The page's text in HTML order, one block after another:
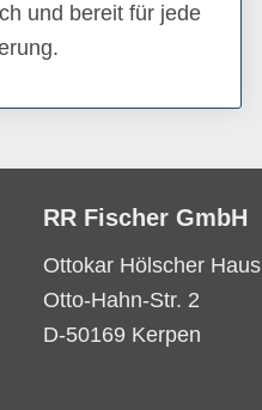
und bereit für jede
RR Fischer GmbH
Ottokar Hölscher Haus
Otto-Hahn-Str. 2
D-50169 Kerpen